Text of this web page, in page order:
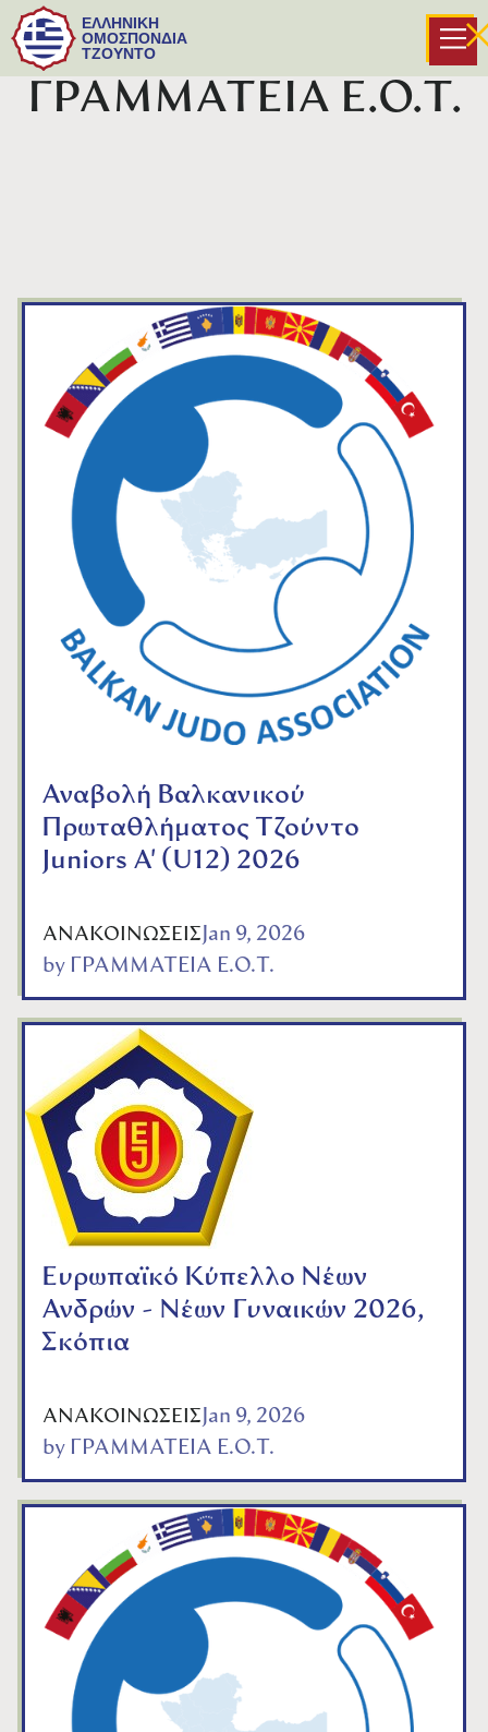
ΕΛΛΗΝΙΚΗ
ΟΜΟΣΠΟΝΔΙΑ
ΤΖΟΥΝΤΟ
ΓΡΑΜΜΑΤΕΙΑ Ε.Ο.Τ.
Αναβολή Βαλκανικού
Πρωταθλήματος Τζούντο
Juniors A' (U12) 2026
ΑΝΑΚΟΙΝΩΣΕΙΣ Jan 9, 2026
by ΓΡΑΜΜΑΤΕΙΑ Ε.Ο.Τ.
Ευρωπαϊκό Κύπελλο Νέων
Ανδρών - Νέων Γυναικών 2026,
Σκόπια
ΑΝΑΚΟΙΝΩΣΕΙΣ Jan 9, 2026
by ΓΡΑΜΜΑΤΕΙΑ Ε.Ο.Τ.